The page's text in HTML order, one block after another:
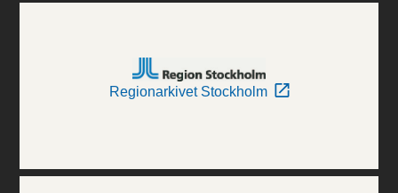
Regionarkivet Stockholm